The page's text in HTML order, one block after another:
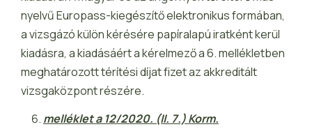
nyelvű Europass-kiegészítő elektronikus formában,
a vizsgázó külön kérésére papíralapú iratként kerül
kiadásra, a kiadásáért a kérelmező a 6. mellékletben
meghatározott térítési díjat fizet az akkreditált
vizsgaközpont részére.
melléklet a 12/2020. (II. 7.) Korm.